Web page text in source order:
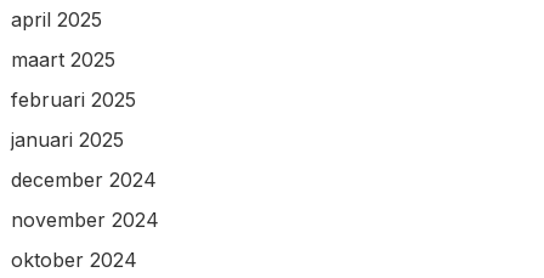
april 2025
maart 2025
februari 2025
januari 2025
december 2024
november 2024
oktober 2024